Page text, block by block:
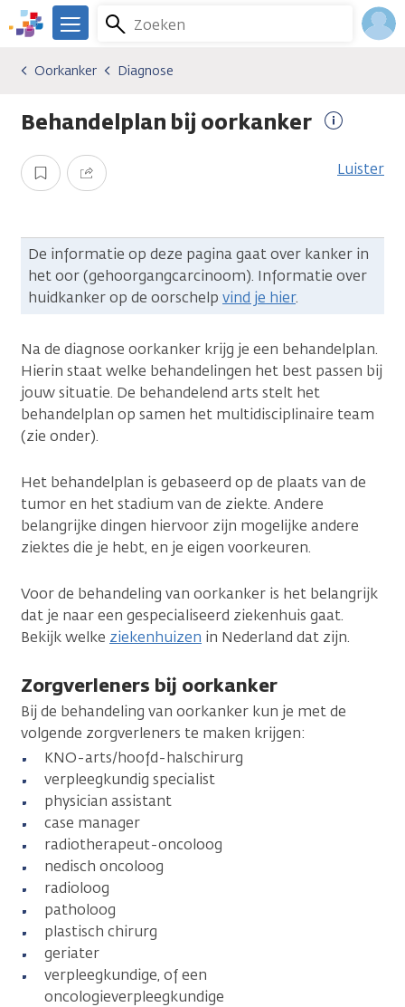
Overslaan
en
gaan
We
er
je.
Zoeken
Menu
Kankersoorten
Oorkanker
Diagnose
Oorkanker Diagnose
Behandelplan bij oorkanker
Opslaan Delen Luister
De informatie op deze pagina gaat over kanker in
het oor (gehoorgangcarcinoom). Informatie over
huidkanker op de oorschelp vind je hier.
Na de diagnose oorkanker krijg je een behandelplan.
Hierin staat welke behandelingen het best passen bij
jouw situatie. De behandelend arts stelt het
behandelplan op samen het multidisciplinaire team
(zie onder).
Het behandelplan is gebaseerd op de plaats van de
tumor en het stadium van de ziekte. Andere
belangrijke dingen hiervoor zijn mogelijke andere
ziektes die je hebt, en je eigen voorkeuren.
Voor de behandeling van oorkanker is het belangrijk
dat je naar een gespecialiseerd ziekenhuis gaat.
Bekijk welke ziekenhuizen in Nederland dat zijn.
Zorgverleners bij oorkanker
Bij de behandeling van oorkanker kun je met de
volgende zorgverleners te maken krijgen:
KNO-arts/hoofd-halschirurg
verpleegkundig specialist
physician assistant
case manager
radiotherapeut-oncoloog
nedisch oncoloog
radioloog
patholoog
plastisch chirurg
geriater
verpleegkundige, of een
oncologieverpleegkundige